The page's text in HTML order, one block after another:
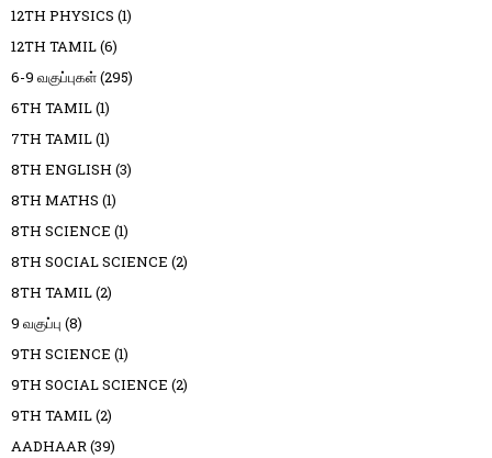
12TH PHYSICS (1)
12TH TAMIL(6)
6-9 வகுப்புகள்(295)
6TH TAMIL(1)
7TH TAMIL(1)
8TH ENGLISH (3)
8TH MATHS (1)
8TH SCIENCE (1)
8TH SOCIAL SCIENCE (2)
8TH TAMIL(2)
9 வகுப்பு (8)
9TH SCIENCE (1)
9TH SOCIAL SCIENCE (2)
9TH TAMIL(2)
AADHAAR(39)